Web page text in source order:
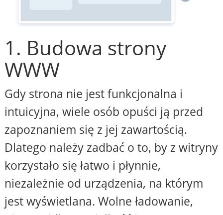
1. Budowa strony
WWW
Gdy strona nie jest funkcjonalna i
intuicyjna, wiele osób opuści ją przed
zapoznaniem się z jej zawartością.
Dlatego należy zadbać o to, by z witryny
korzystało się łatwo i płynnie,
niezależnie od urządzenia, na którym
jest wyświetlana. Wolne ładowanie,